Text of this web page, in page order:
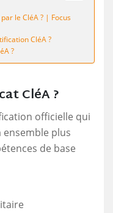
le CléA ? | Focus
CléA ?
?
CléA ?
officielle qui
ensemble plus
de base